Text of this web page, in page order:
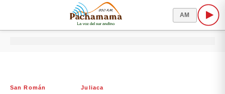
AM
San Román Juliaca